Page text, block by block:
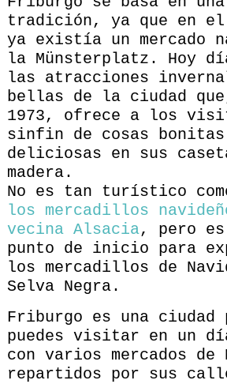
tradición, ya que en
ya existía un mercado
la Münsterplatz. Hoy
las atracciones
bellas de la ciudad
1973, ofrece a los
sinfin de cosas
deliciosas en sus
madera.
No es tan turístico
los mercadillos
vecina Alsacia, pero es
punto de inicio para
los mercadillos de
Selva Negra.
Friburgo es una ciudad
puedes visitar en un
con varios mercados de
repartidos por sus